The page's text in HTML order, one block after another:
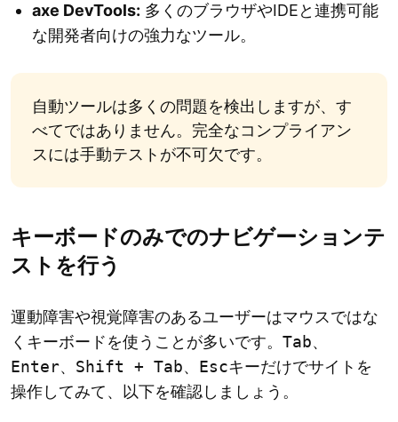
axe DevTools: 多くのブラウザやIDEと連携可能
な開発者向けの強力なツール。
自動ツールは多くの問題を検出しますが、す
べてではありません。完全なコンプライアン
スには手動テストが不可欠です。
キーボードのみでのナビゲーションテ
ストを行う
運動障害や視覚障害のあるユーザーはマウスではな
くキーボードを使うことが多いです。 Tab、
Enter、 Shift + Tab、 Escキーだけでサイトを
操作してみて、以下を確認しましょう。